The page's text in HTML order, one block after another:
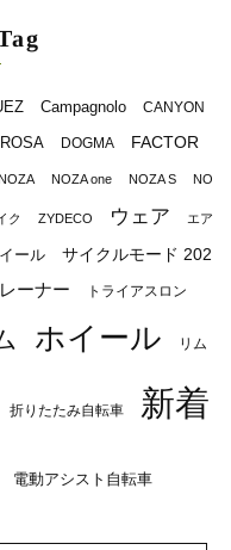
Campagnolo CANYON
DOGMA FACTOR
NOZA NOZA one NOZA S NO
ク ZYDECO ウェア エア
ール
サイクルモード 202
ーナー トライアスロン
ホイール リム
折りたたみ自転車
新着
電動アシスト自転車